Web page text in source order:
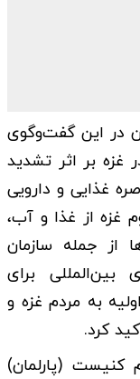
در این گفت‌وگوی
غزه بر اثر تشدید
غذایی و دارویی
غزه از غذا و آب،
از جمله سازمان
بین‌المللی برای
به مردم غزه و
کرد.
کنیست (پارلمان)